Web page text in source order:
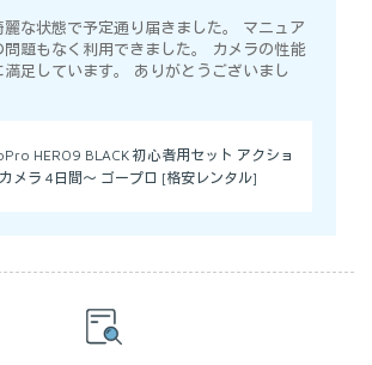
麗な状態で予定通り届きました。 マニュア
問題もなく利用できました。 カメラの性能
満足しています。 ありがとうございまし
HERO9 BLACK 初心者用セット アクショ
メラ 4日間～ ゴープロ [格安レンタル]